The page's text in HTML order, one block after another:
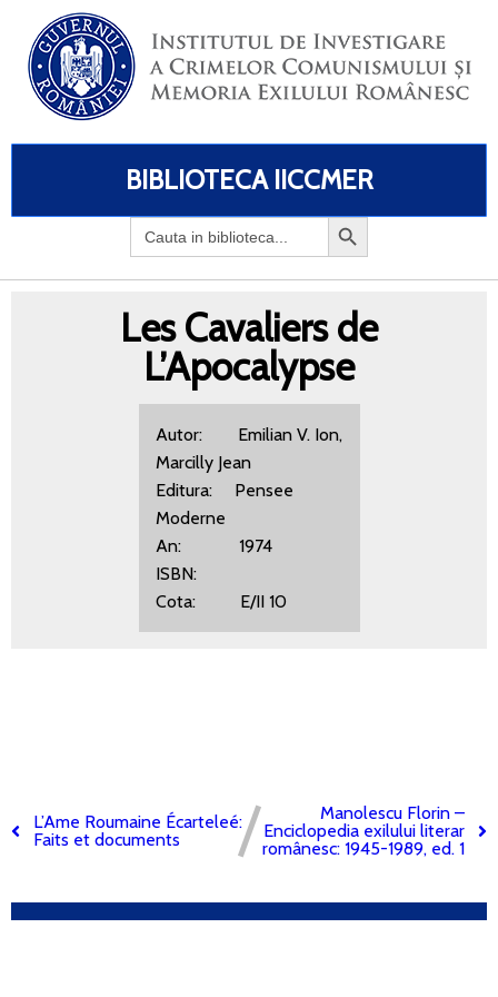
BIBLIOTECA IICCMER
Search
for:
Les Cavaliers de
L’Apocalypse
Autor: Emilian V. Ion,
Marcilly Jean
Editura: Pensee
Moderne
An: 1974
ISBN:
Cota: E/II 10
L’Ame Roumaine Écarteleé:
Faits et documents
Manolescu Florin –
Enciclopedia exilului literar
românesc: 1945-1989, ed. 1